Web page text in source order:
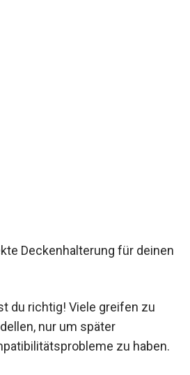
Deckenhalterung für deinen
du richtig! Viele greifen zu
nur um später
zu haben.